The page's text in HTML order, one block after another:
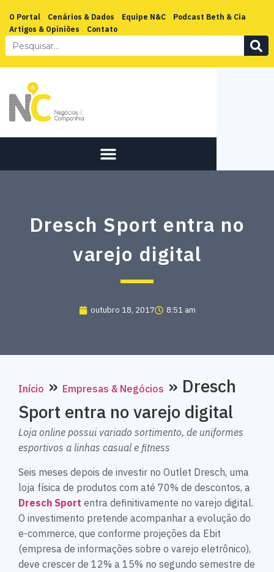
O Portal Cenários & Dados Equipe N&C
Podcast Beth & Cia
Artigos & Opiniões
Contato
Dresch Sport entra no
varejo digital
outubro 18, 2017 8:51 am
Início » Empresas & Negócios » Dresch
Sport entra no varejo digital
Loja online possui variado sortimento, de uniformes
esportivos a linhas casual e fitness
Seis meses depois de investir no Outlet Dresch, uma
loja física de produtos com até 70% de descontos, a
Dresch Sport entra definitivamente no varejo digital.
O investimento pretende acompanhar a evolução do
e-commerce, que conforme projeções da Ebit
(empresa de informações sobre o varejo eletrônico),
deve crescer de 12% a 15% no segundo semestre de